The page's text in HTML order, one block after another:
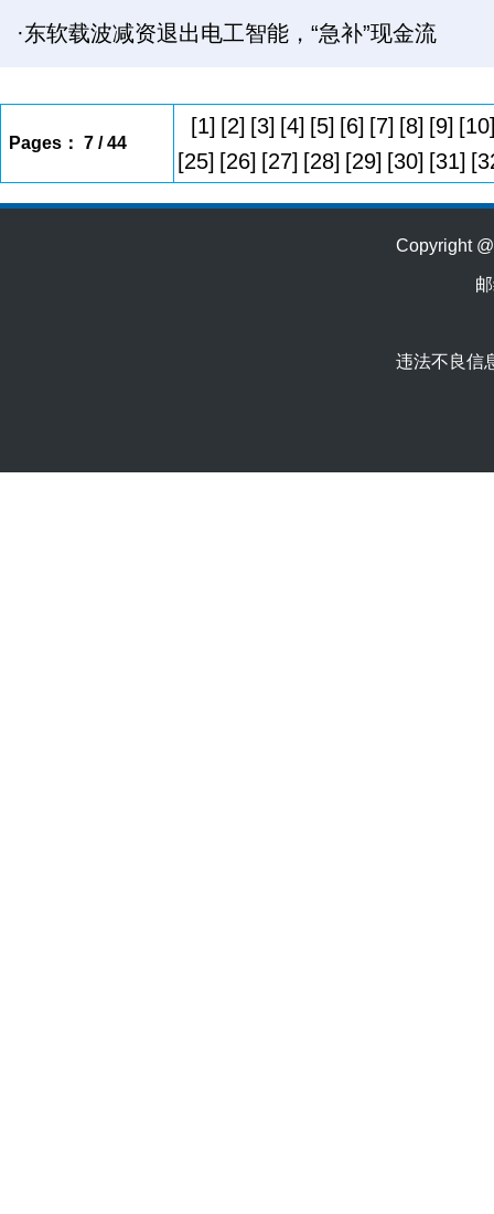
·东软载波减资退出电工智能，“急补”现金流
Pages： 7 / 44
[1] [2] [3] [4] [5] [6] [7] [8] [9]
[25] [26] [27] [28] [29] [30] [31]
Copyright
违法不良信